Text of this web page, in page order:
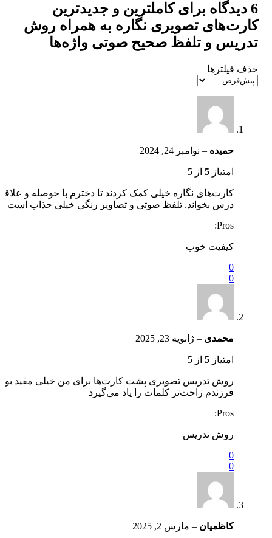
6 دیدگاه برای
کاملترین و جدیدترین
کارت‌های تصویری نگاره به همراه روش
تدریس و تلفظ صحیح صوتی واژه‌ها
حذف فیلترها
حمیده – نوامبر 24, 2024
امتیاز 5 از 5
کارت‌های نگاره خیلی کمک کردند تا دخترم با حوصله و علاقه
درس بخواند. تلفظ صوتی و تصاویر رنگی خیلی جذاب است
Pros:
کیفیت خوب
0
0
محمدی – ژانویه 23, 2025
امتیاز 5 از 5
روش تدریس تصویری پشت کارت‌ها برای من خیلی مفید
فرزندم راحت‌تر کلمات را یاد می‌گیرد
Pros:
روش تدریس
0
0
کاظمیان – مارس 2, 2025